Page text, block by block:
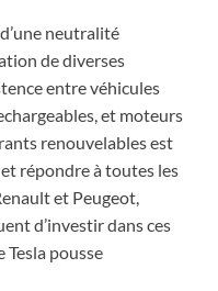
neutralité
de diverses
entre véhicules
et moteurs
renouvelables est
répondre à toutes les
et Peugeot,
d’investir dans ces
pousse